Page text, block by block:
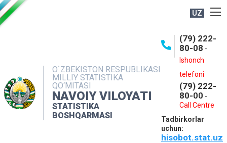
UZ
O`ZBEKISTON RESPUBLIKASI
MILLIY STATISTIKA
QO‘MITASI
NAVOIY VILOYATI
STATISTIKA
BOSHQARMASI
(79) 222-
80-08 -
Ishonch
telefoni
(79) 222-
80-00 -
Call Centre
Tadbirkorlar
uchun:
hisobot.stat.uz
OCHIQ MA'LUMOTLAR
INTERAKTIV XIZMATLAR
MUROJAATLAR